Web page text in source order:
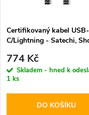
p
r
o
s
p
r
o
Certifikovaný kabel USB-
C/Lightning - Satechi,
774 Kč
Skladem - hned k
1 ks
DO KOŠÍKU